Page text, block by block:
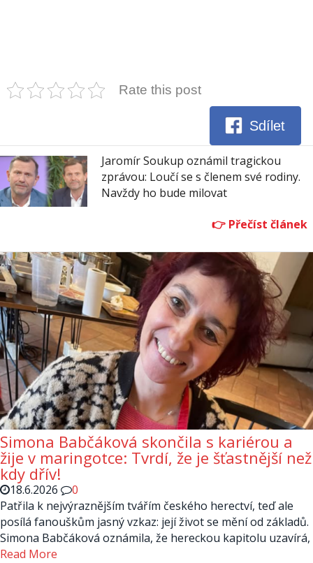
Rate this post
Sdílet
Jaromír Soukup oznámil tragickou
zprávou: Loučí se s členem své rodiny.
Navždy ho bude milovat
Simona Babčáková skončila s kariérou a
žije v maringotce: Tvrdí, že je šťastnější než
kdy dřív!
18.6.2026
0
Patřila k nejvýraznějším tvářím českého herectví, teď ale
posílá fanouškům jasný vzkaz: její život se mění od základů.
Simona Babčáková oznámila, že hereckou kapitolu uzavírá,
Read More